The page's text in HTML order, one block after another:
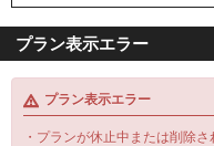
プラン表示エラー
プラン表示エラー
・プランが休止中または削除